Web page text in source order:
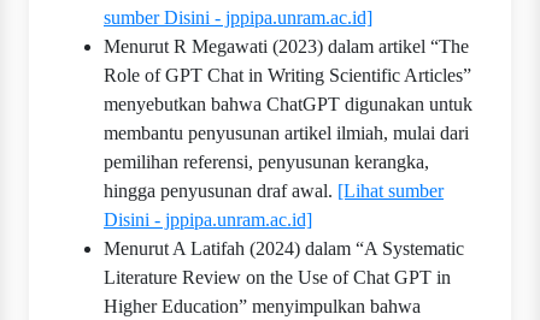
sumber Disini - jppipa.unram.ac.id]
Menurut R Megawati (2023) dalam artikel “The
Role of GPT Chat in Writing Scientific Articles”
menyebutkan bahwa ChatGPT digunakan untuk
membantu penyusunan artikel ilmiah, mulai dari
pemilihan referensi, penyusunan kerangka,
hingga penyusunan draf awal. [Lihat sumber
Disini - jppipa.unram.ac.id]
Menurut A Latifah (2024) dalam “A Systematic
Literature Review on the Use of Chat GPT in
Higher Education” menyimpulkan bahwa